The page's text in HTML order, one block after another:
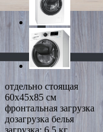
отдельно стоящая
60x45x85 см
фронтальная загрузка
дозагрузка белья
загрузка: 6.5 кг